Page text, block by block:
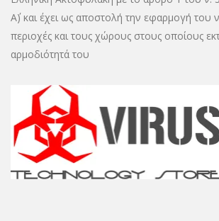
Α΄) και έχει ως αποστολή την εφαρμογή του
περιοχές και τους χώρους στους οποίους
αρμοδιότητά του